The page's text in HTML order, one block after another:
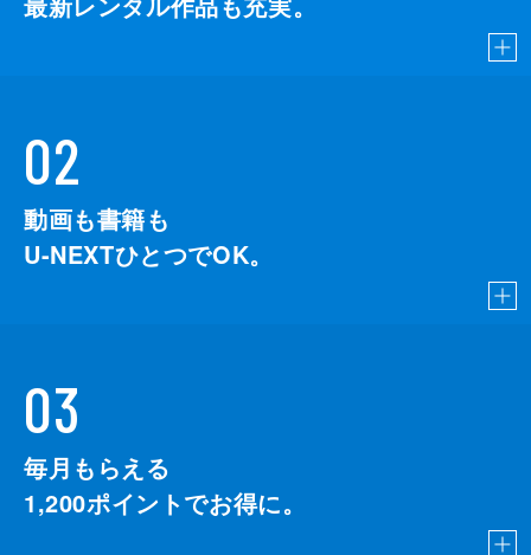
02
動画も書籍も
U-NEXTひとつでOK。
03
毎月もらえる
1,200ポイントでお得に。